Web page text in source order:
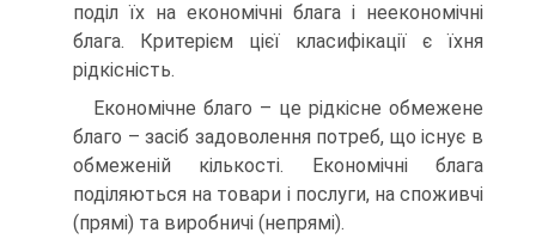
поділ їх на економічні блага і неекономічні
блага. Критерієм цієї класифікації є їхня
рідкісність.
Економічне благо – це рідкісне обмежене
благо – засіб задоволення потреб, що існує в
обмеженій кількості. Економічні блага
поділяються на товари і послуги, на споживчі
(прямі) та виробничі (непрямі).